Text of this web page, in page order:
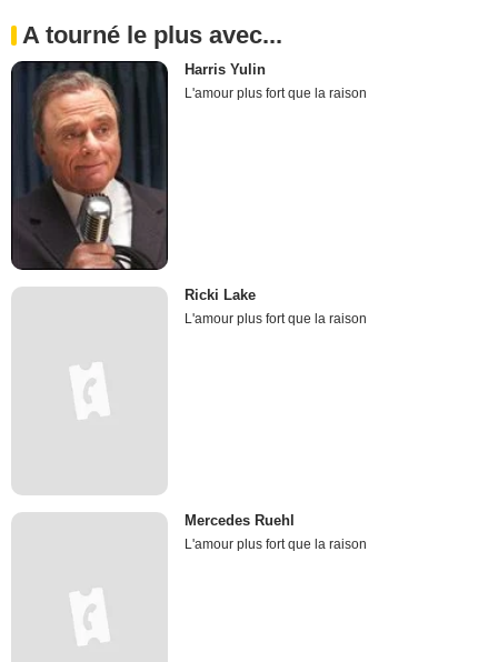
A tourné le plus avec...
Harris Yulin
L'amour plus fort que la raison
Ricki Lake
L'amour plus fort que la raison
Mercedes Ruehl
L'amour plus fort que la raison